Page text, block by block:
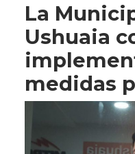
La
Ushuaia
medidas